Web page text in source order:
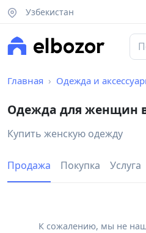
Узбекистан
Главная Одежда и
Одежда для женщин
Купить женскую одежду
Продажа Покупка Услуга
К сожалению, мы не